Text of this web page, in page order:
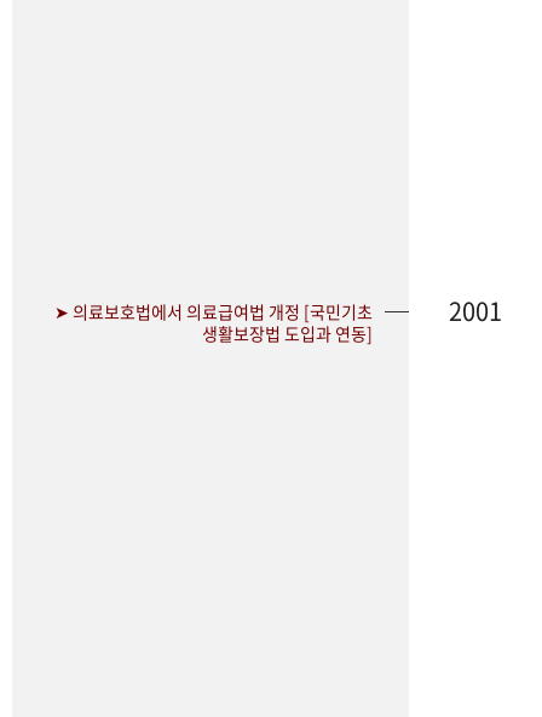
➤ 의료보호법에서 의료급여법 개정 [국민기초
생활보장법 도입과 연동]
2001